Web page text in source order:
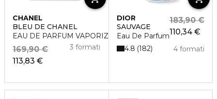
CHANEL
BLEU DE CHANEL
EAU DE PARFUM VAPORIZZATORE
113,83 €
169,90 € 3 formati
DIOR
SAUVAGE
Eau De Parfum110,34 €
183,90 €
4 formati
4.8 182